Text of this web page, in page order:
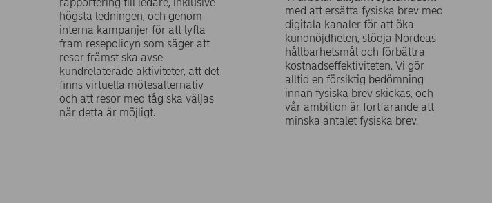
rapportering till ledare, inklusive
högsta ledningen, och genom
interna kampanjer för att lyfta
fram resepolicyn som säger att
resor främst ska avse
kundrelaterade aktiviteter, att det
finns virtuella mötesalternativ
och att resor med tåg ska väljas
när detta är möjligt.
med att ersätta fysiska brev med
digitala kanaler för att öka
kundnöjdheten, stödja Nordeas
hållbarhetsmål och förbättra
kostnadseffektiviteten. Vi gör
alltid en försiktig bedömning
innan fysiska brev skickas, och
vår ambition är fortfarande att
minska antalet fysiska brev.